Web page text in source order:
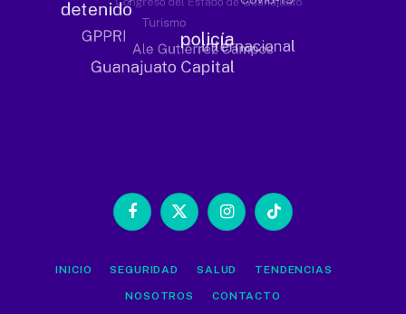
Facebook
X
InstagramTikTok
INICIO SEGURIDAD SALUD TENDENCIAS
NOSOTROS CONTACTO